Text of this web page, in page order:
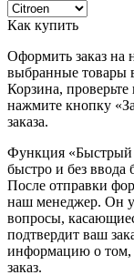
Как купить
Оформить заказ на
выбранные товары
Корзина,
нажмите кнопку
заказа.
Функция «Быстрый
быстро и без
После отправки
наш менеджер. Он
вопросы,
подтвердит ваш
информацию о том,
заказ.